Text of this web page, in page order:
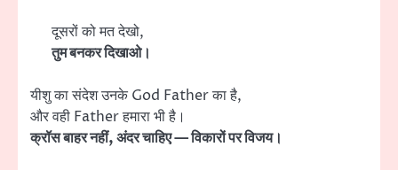
दूसरों को मत देखो,
तुम बनकर दिखाओ।
यीशु का संदेश उनके God Father का है,
और वही Father हमारा भी है।
क्रॉस बाहर नहीं, अंदर चाहिए — विकारों पर विजय।